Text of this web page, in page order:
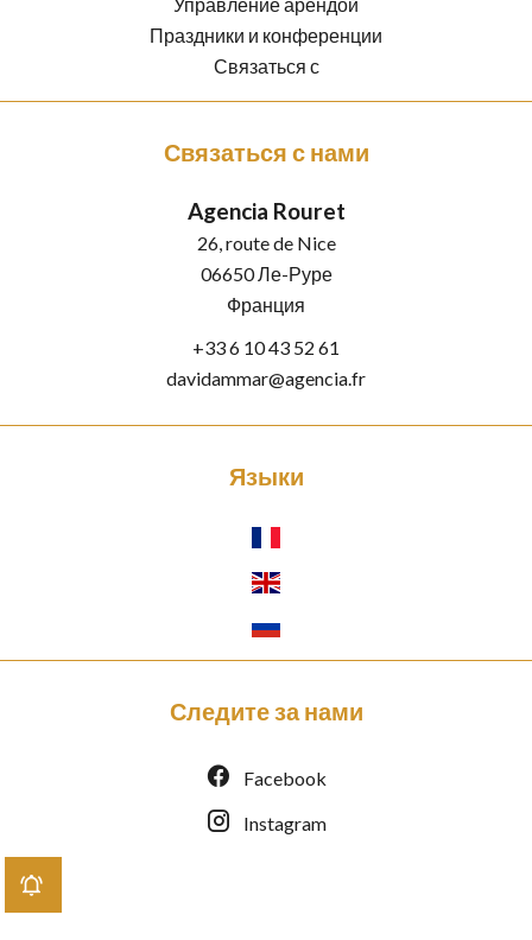
Праздники и конференции
Связаться с
Связаться с нами
Agencia Rouret
26, route de Nice
06650Ле-Руре
Франция
+33 6 10 43 52 61
davidammar@agencia.fr
Языки
Следите за нами
Facebook
Instagram